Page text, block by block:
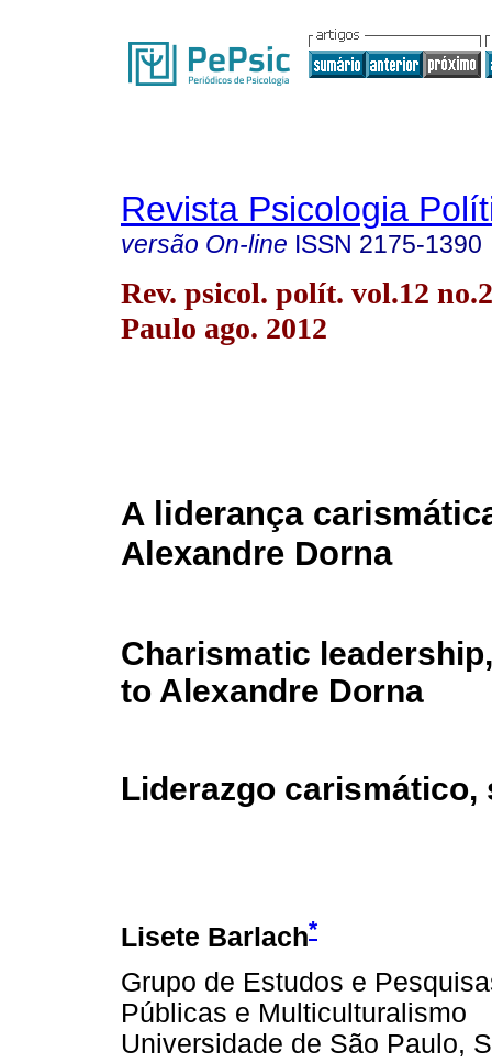
Revista Psicologia
versão On-line ISSN 2175-1390
Rev. psicol. polít. vol.12
Paulo ago. 2012
A liderança
Alexandre Dorna
Charismatic
to Alexandre Dorna
Liderazgo carismático,
Lisete Barlach*
Grupo de Estudos e
Públicas e Multiculturalismo
Universidade de São Paulo,